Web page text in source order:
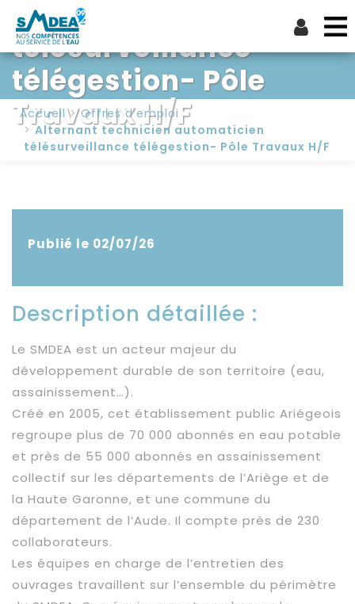
automaticien
télésurveillance
télégestion- Pôle
Travaux H/F
Accueil
Offres d'emploi
Alternant technicien automaticien
télésurveillance télégestion- Pôle Travaux H/F
Publié le 02/07/26
Description détaillée :
Le SMDEA est un acteur majeur du
développement durable de son territoire (eau,
assainissement…).
Créé en 2005, cet établissement public Ariégeois
regroupe plus de 70 000 abonnés en eau potable
et près de 55 000 abonnés en assainissement
collectif sur les départements de l’Ariège et de
la Haute Garonne, et une commune du
département de l’Aude. Il compte près de 230
collaborateurs.
Les équipes en charge de l’entretien des
ouvrages travaillent sur l’ensemble du périmètre